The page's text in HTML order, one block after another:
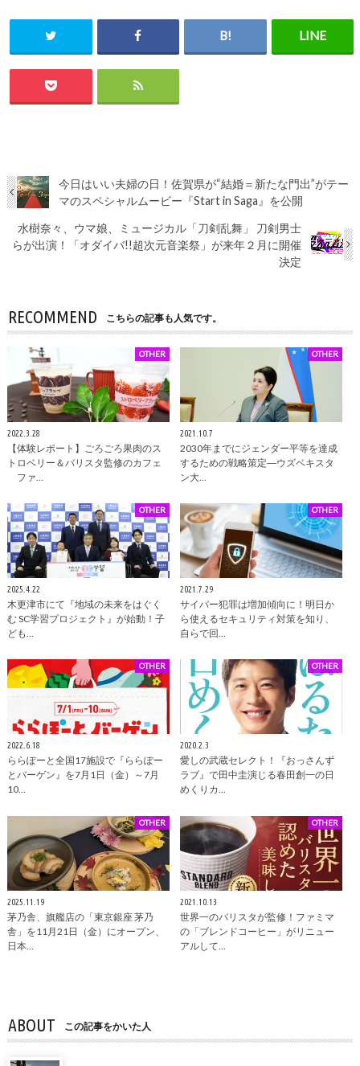
今日はいい夫婦の日！佐賀県が“結婚＝新たな門出”がテー
マのスペシャルムービー『Start in Saga』を公開
水樹奈々、ウマ娘、ミュージカル「刀剣乱舞」 刀剣男士
らが出演！「オダイバ!!超次元音楽祭」が来年２月に開催
決定
RECOMMEND こちらの記事も人気です。
OTHER
2022.3.28
【体験レポート】ごろごろ果肉のス
トロベリー＆バリスタ監修のカフェ
ファ…
OTHER
2021.10.7
2030年までにジェンダー平等を達成
するための戦略策定―ウズベキスタ
ン⼤…
OTHER
2025.4.22
木更津市にて『地域の未来をはぐく
む SC学習プロジェクト』が始動！子
ども…
OTHER
2021.7.29
サイバー犯罪は増加傾向に！明日か
ら使えるセキュリティ対策を知り、
自らで回…
OTHER
2022.6.18
ららぽーと全国17施設で『ららぽー
とバーゲン』を7月1日（金）～7月
10…
OTHER
2020.2.3
愛しの武蔵セレクト！『おっさんず
ラブ』で田中圭演じる春田創一の日
めくりカ…
OTHER
2025.11.19
茅乃舎、旗艦店の「東京銀座 茅乃
舎」を11月21日（金）にオープン、
日本…
OTHER
2021.10.13
世界一のバリスタが監修！ファミマ
の「ブレンドコーヒー」がリニュー
アルして…
ABOUT この記事をかいた人